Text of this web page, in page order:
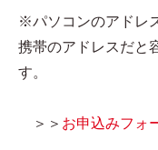
※パソコンのアドレ
携帯のアドレスだと
す。
＞＞ お申込みフォ